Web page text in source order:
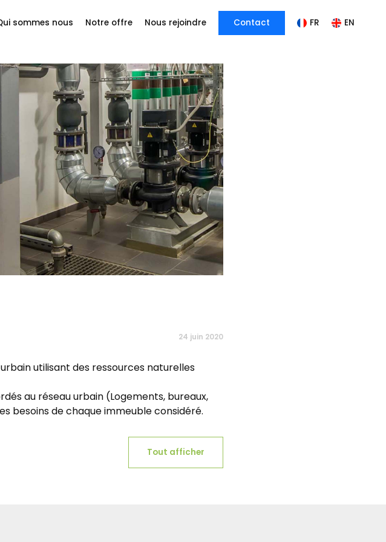
sommes nous Notre offre Nous rejoindre Contact FR EN
24 juin 2020
utilisant des ressources naturelles
au réseau urbain (Logements, bureaux,
besoins de chaque immeuble considéré.
Tout afficher